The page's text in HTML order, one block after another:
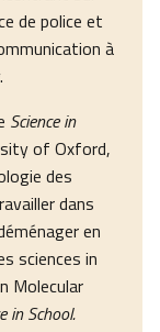
de police et
à
Science in
of Oxford,
des
dans
en
sciences in
Molecular
in School.